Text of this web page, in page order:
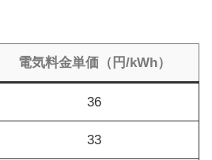
電気料金単価（円/kWh）
36
33